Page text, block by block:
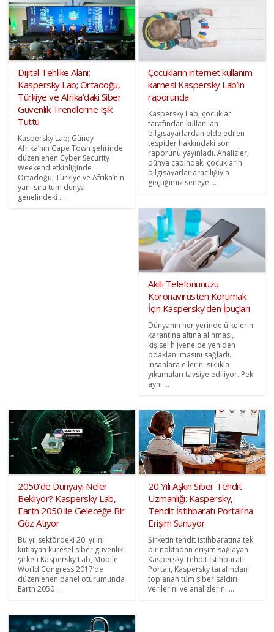
Dijital Tehlike Alanı:
Kaspersky Lab; Ortadoğu,
Türkiye ve Afrika’daki Siber
Güvenlik Trendlerine Işık
Tuttu
Kaspersky Lab; Güney
Afrika’nın Cape Town şehrinde
düzenlenen Cyber Security
Weekend etkinliğinde
Ortadoğu, Türkiye ve Afrika’nın
yanı sıra tüm dünya
genelindeki ...
Çocukların internet kullanım
karnesi Kaspersky Lab’ın
raporunda
Kaspersky Lab, çocuklar
tarafından kullanılan
bilgisayarlardan elde edilen
tespitler hakkındaki son
raporunu yayınladı. Analizler,
dünya çapındaki çocukların
bilgisayarlar aracılığıyla
geçtiğimiz seneye ...
Akıllı Telefonunuzu
Koronavirüsten Korumak
İçin Kaspersky’den İpuçları
Dünyanın her yerinde ülkelerin
karantina altına alınması,
kişisel hijyene de yeniden
odaklanılmasını sağladı.
İnsanlara ellerini sıklıkla
yıkamaları tavsiye ediliyor. Peki
aynı ...
2050’de Dünyayı Neler
Bekliyor? Kaspersky Lab,
Earth 2050 ile Geleceğe Bir
Göz Atıyor
Bu yıl sektördeki 20. yılını
kutlayan küresel siber güvenlik
şirketi Kaspersky Lab, Mobile
World Congress 2017’de
düzenlenen panel oturumunda
Earth 2050 ...
20 Yılı Aşkın Siber Tehdit
Uzmanlığı: Kaspersky,
Tehdit İstihbaratı Portalı’na
Erişim Sunuyor
Şirketin tehdit istihbaratına tek
bir noktadan erişim sağlayan
Kaspersky Tehdit İstihbaratı
Portalı, Kaspersky tarafından
toplanan tüm siber saldırı
verilerini ve analizlerini ...